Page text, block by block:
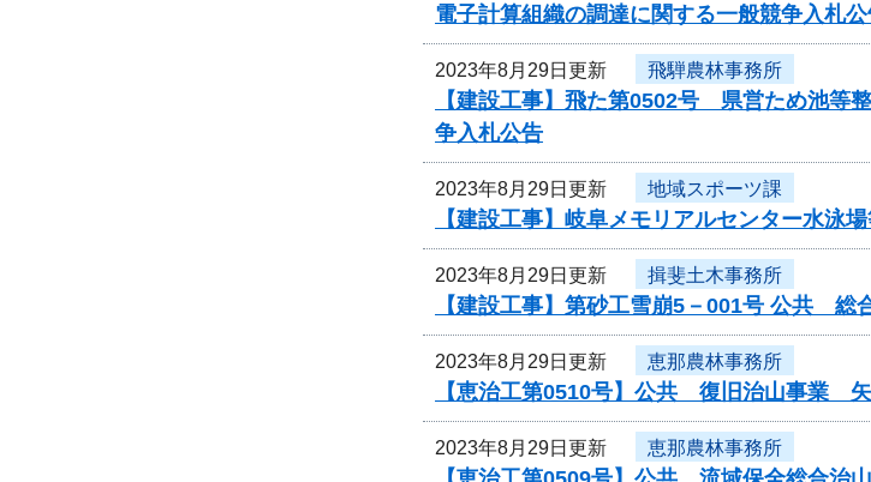
電子計算組織の調達に関する一般競争入札
2023年8月29日更新 飛騨農林事務所
【建設工事】飛た第0502号 県営ため池
争入札公告
2023年8月29日更新 地域スポーツ課
【建設工事】岐阜メモリアルセンター水泳
2023年8月29日更新 揖斐土木事務所
【建設工事】第砂工雪崩5－001号 公共 総
2023年8月29日更新 恵那農林事務所
【恵治工第0510号】公共 復旧治山事業
2023年8月29日更新 恵那農林事務所